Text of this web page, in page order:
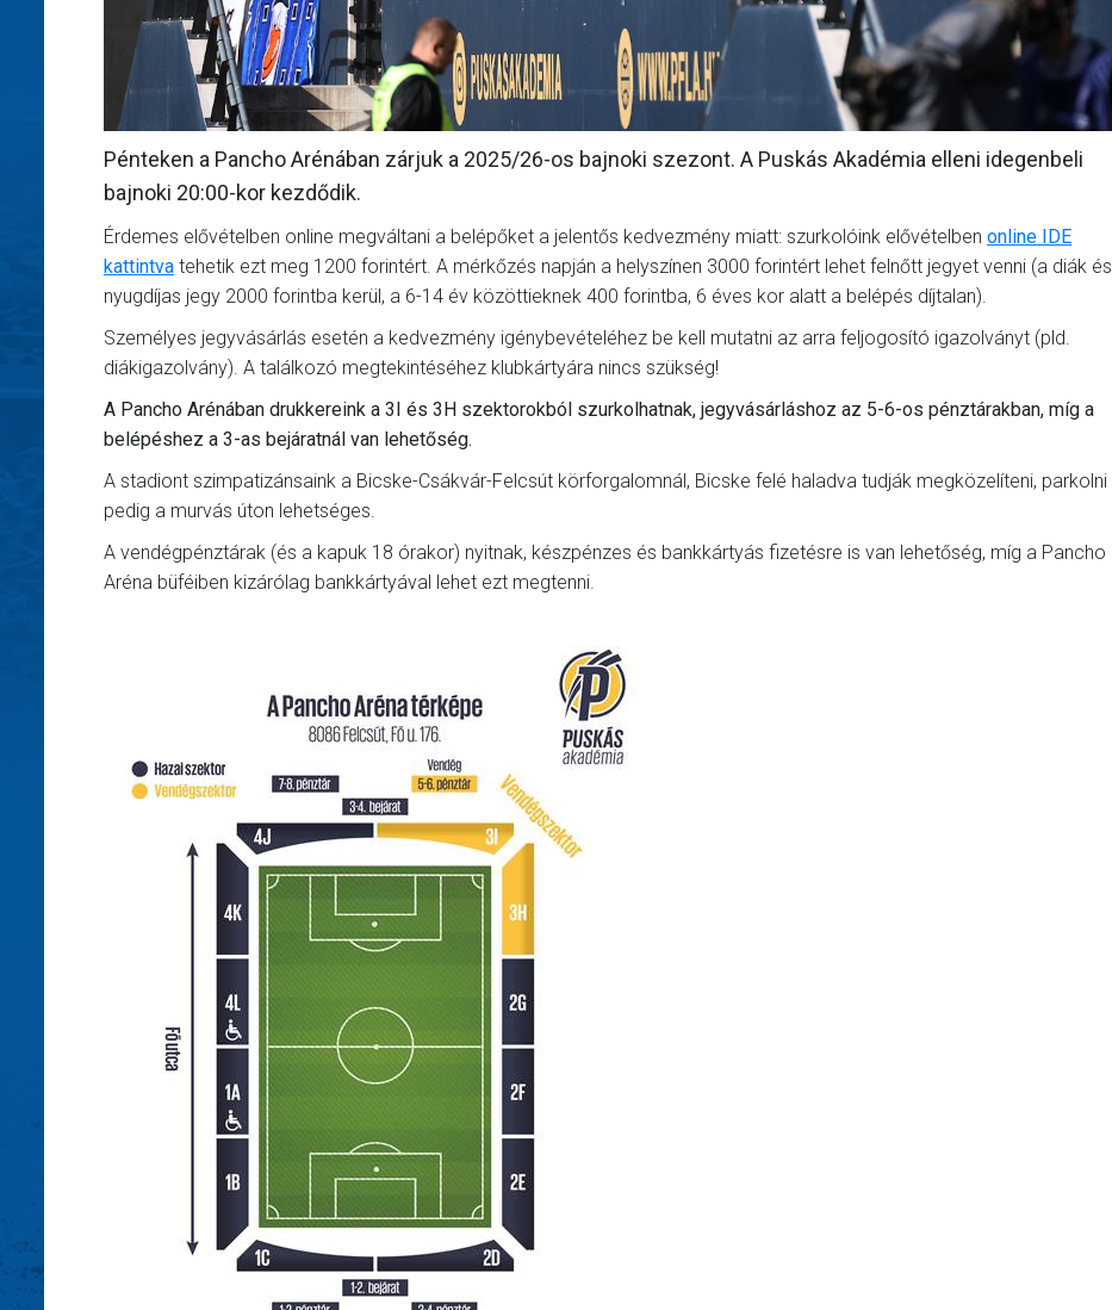
Pénteken a Pancho Arénában zárjuk a 2025/26-os bajnoki szezont. A Puskás Akadémia elleni idegenbeli
bajnoki 20:00-kor kezdődik.
Érdemes elővételben online megváltani a belépőket a jelentős kedvezmény miatt: szurkolóink elővételben online IDE
kattintva tehetik ezt meg 1200 forintért. A mérkőzés napján a helyszínen 3000 forintért lehet felnőtt jegyet venni (a diák és
nyugdíjas jegy 2000 forintba kerül, a 6-14 év közöttieknek 400 forintba, 6 éves kor alatt a belépés díjtalan).
Személyes jegyvásárlás esetén a kedvezmény igénybevételéhez be kell mutatni az arra feljogosító igazolványt (pld.
diákigazolvány). A találkozó megtekintéséhez klubkártyára nincs szükség!
A Pancho Arénában drukkereink a 3I és 3H szektorokból szurkolhatnak, jegyvásárláshoz az 5-6-os pénztárakban, míg a
belépéshez a 3-as bejáratnál van lehetőség.
A stadiont szimpatizánsaink a Bicske-Csákvár-Felcsút körforgalomnál, Bicske felé haladva tudják megközelíteni, parkolni
pedig a murvás úton lehetséges.
A vendégpénztárak (és a kapuk 18 órakor) nyitnak, készpénzes és bankkártyás fizetésre is van lehetőség, míg a Pancho
Aréna büféiben kizárólag bankkártyával lehet ezt megtenni.